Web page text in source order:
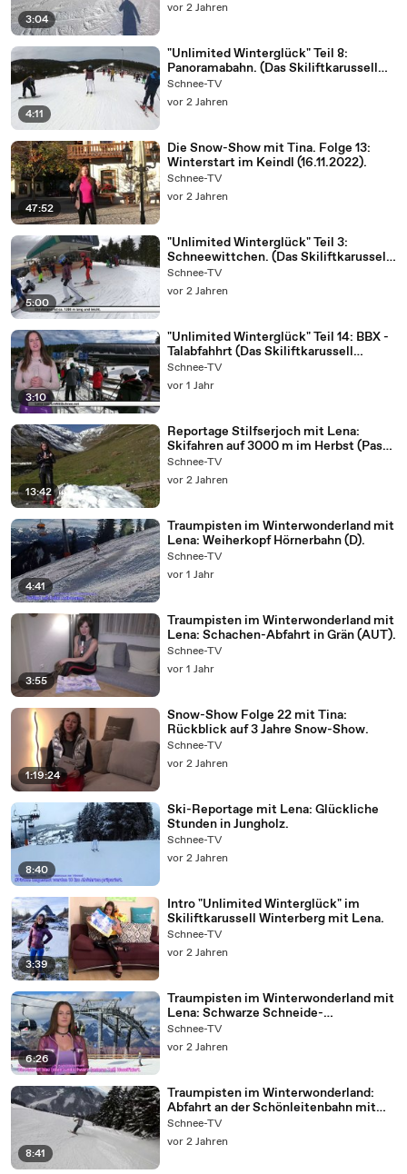
3:04
vor 2 Jahren
4:11
"Unlimited Winterglück" Teil 8:
Panoramabahn. (Das Skiliftkarussell
Winterberg mit Lena).
Schnee-TV
vor 2 Jahren
47:52
Die Snow-Show mit Tina. Folge 13:
Winterstart im Keindl (16.11.2022).
Schnee-TV
vor 2 Jahren
5:00
"Unlimited Winterglück" Teil 3:
Schneewittchen. (Das Skiliftkarussell
Winterberg mit Lena).
Schnee-TV
vor 2 Jahren
3:10
"Unlimited Winterglück" Teil 14: BBX -
Talabfahhrt (Das Skiliftkarussell
Winterberg mit Lena).
Schnee-TV
vor 1 Jahr
13:42
Reportage Stilfserjoch mit Lena:
Skifahren auf 3000 m im Herbst (Passo
Stelvio).
Schnee-TV
vor 2 Jahren
4:41
Traumpisten im Winterwonderland mit
Lena: Weiherkopf Hörnerbahn (D).
Schnee-TV
vor 1 Jahr
3:55
Traumpisten im Winterwonderland mit
Lena: Schachen-Abfahrt in Grän (AUT).
Schnee-TV
vor 1 Jahr
1:19:24
Snow-Show Folge 22 mit Tina:
Rückblick auf 3 Jahre Snow-Show.
Schnee-TV
vor 2 Jahren
8:40
Ski-Reportage mit Lena: Glückliche
Stunden in Jungholz.
Schnee-TV
vor 2 Jahren
3:39
Intro "Unlimited Winterglück" im
Skiliftkarussell Winterberg mit Lena.
Schnee-TV
vor 2 Jahren
6:26
Traumpisten im Winterwonderland mit
Lena: Schwarze Schneide-
Weltcuphang Sölden (AUT).
Schnee-TV
vor 2 Jahren
8:41
Traumpisten im Winterwonderland:
Abfahrt an der Schönleitenbahn mit
Tina & Seppi (Saalbach-Hinterglemm).
Schnee-TV
vor 2 Jahren